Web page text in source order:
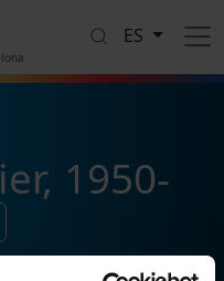
ES
1950-